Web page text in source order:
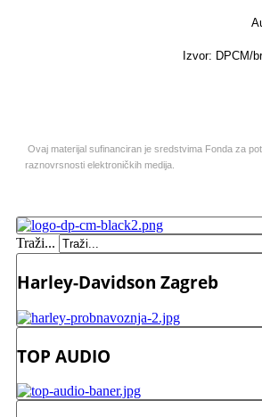
Izvor: DPCM/
Ovaj materijal sufinanciran je sredstvima Fonda za
raznovrsnosti elektroničkih medija.
Traži...
Harley-Davidson Zagreb
TOP AUDIO